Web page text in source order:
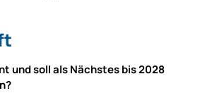
und soll als Nächstes bis 2028